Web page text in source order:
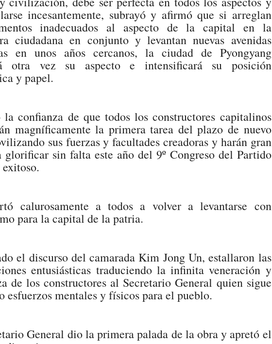
incesantemente, subrayó y afirmó que si arreglan
inadecuados al aspecto de la capital en la
ciudadana en conjunto y levantan nuevas avenidas
en unos años cercanos, la ciudad de Pyongyang
otra vez su aspecto e intensificará su posición
y papel.
la confianza de que todos los constructores capitalinos
magníficamente la primera tarea del plazo de nuevo
sus fuerzas y facultades creadoras y harán gran
glorificar sin falta este año del 9º Congreso del Partido
calurosamente a todos a volver a levantarse con
para la capital de la patria.
el discurso del camarada Kim Jong Un, estallaron las
entusiásticas traduciendo la infinita veneración y
de los constructores al Secretario General quien sigue
esfuerzos mentales y físicos para el pueblo.
General dio la primera palada de la obra y apretó el